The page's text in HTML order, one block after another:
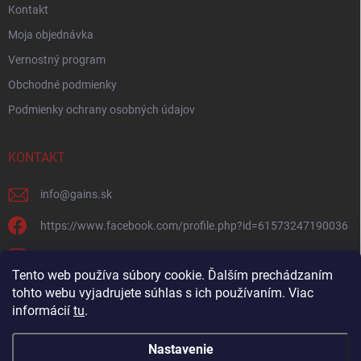
Tento web používa súbory cookie. Ďalším prechádzaním
tohto webu vyjadrujete súhlas s ich používaním. Viac
informácií tu.
Nastavenie
Kontakt
Moja objednávka
Vernostný program
Obchodné podmienky
Podmienky ochrany osobných údajov
KONTAKT
info@gains.sk
https://www.facebook.com/profile.php?id=61573247190036